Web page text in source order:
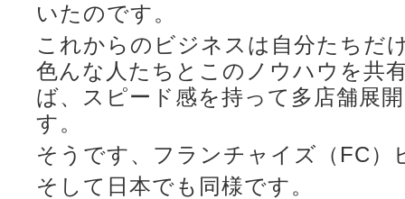
いたのです。
これからのビジネスは自分たちだ
色んな人たちとこのノウハウを共
ば、スピード感を持って多店舗展
す。
そうです、フランチャイズ（FC）
そして日本でも同様です。